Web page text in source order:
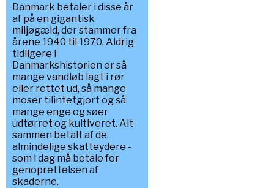
Danmark betaler i disse år
af på en gigantisk
miljøgæld, der stammer fra
årene 1940 til 1970. Aldrig
tidligere i
Danmarkshistorien er så
mange vandløb lagt i rør
eller rettet ud, så mange
moser tilintetgjort og så
mange enge og søer
udtørret og kultiveret. Alt
sammen betalt af de
almindelige skatteydere -
som i dag må betale for
genoprettelsen af
skaderne.